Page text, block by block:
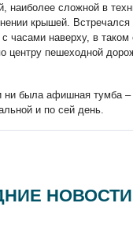
наиболее сложной в
крышей.
часами наверху, в таком
центру пешеходной
ни была афишная тумба –
и по сей день.
НОВОСТИ